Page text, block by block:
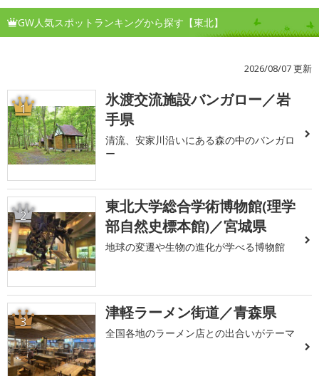
GW人気スポットランキングから探す【東北】
2026/08/07 更新
1
氷渡交流施設バンガロー／岩
手県
清流、安家川沿いにある森の中のバンガロ
ー
2
東北大学総合学術博物館(理学
部自然史標本館)／宮城県
地球の変遷や生物の進化が学べる博物館
3 津軽ラーメン街道／青森県
全国各地のラーメン店との出合いがテーマ